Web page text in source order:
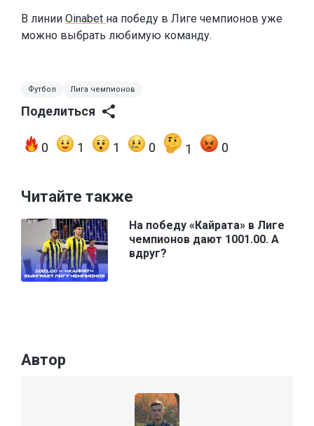
В линии Oinabet на победу в Лиге чемпионов уже
можно выбрать любимую команду.
Футбол Лига чемпионов
Поделиться
0 1 1 0 1 0
Читайте также
На победу «Кайрата» в Лиге
чемпионов дают 1001.00. А
вдруг?
Автор